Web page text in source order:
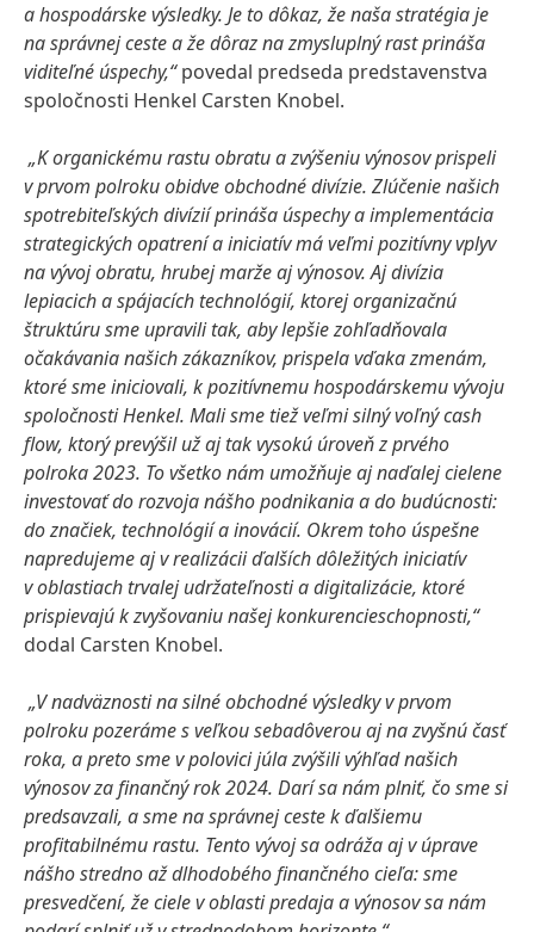
a hospodárske výsledky. Je to dôkaz, že naša stratégia je
na správnej ceste a že dôraz na zmysluplný rast prináša
viditeľné úspechy,“povedal predseda predstavenstva
spoločnosti Henkel Carsten Knobel.
„K organickému rastu obratu a zvýšeniu výnosov prispeli
v prvom polroku obidve obchodné divízie. Zlúčenie našich
spotrebiteľských divízií prináša úspechy a implementácia
strategických opatrení a iniciatív má veľmi pozitívny vplyv
na vývoj obratu, hrubej marže aj výnosov. Aj divízia
lepiacich a spájacích technológií, ktorej organizačnú
štruktúru sme upravili tak, aby lepšie zohľadňovala
očakávania našich zákazníkov, prispela vďaka zmenám,
ktoré sme iniciovali, k pozitívnemu hospodárskemu vývoju
spoločnosti Henkel. Mali sme tiež veľmi silný voľný cash
flow, ktorý prevýšil už aj tak vysokú úroveň z prvého
polroka 2023. To všetko nám umožňuje aj naďalej cielene
investovať do rozvoja nášho podnikania a do budúcnosti:
do značiek, technológií a inovácií. Okrem toho úspešne
napredujeme aj v realizácii ďalších dôležitých iniciatív
v oblastiach trvalej udržateľnosti a digitalizácie, ktoré
prispievajú k zvyšovaniu našej konkurencieschopnosti,“
dodal Carsten Knobel.
„V nadväznosti na silné obchodné výsledky v prvom
polroku pozeráme s veľkou sebadôverou aj na zvyšnú časť
roka, a preto sme v polovici júla zvýšili výhľad našich
výnosov za finančný rok 2024. Darí sa nám plniť, čo sme si
predsavzali, a sme na správnej ceste k ďalšiemu
profitabilnému rastu. Tento vývoj sa odráža aj v úprave
nášho stredno až dlhodobého finančného cieľa: sme
presvedčení, že ciele v oblasti predaja a výnosov sa nám